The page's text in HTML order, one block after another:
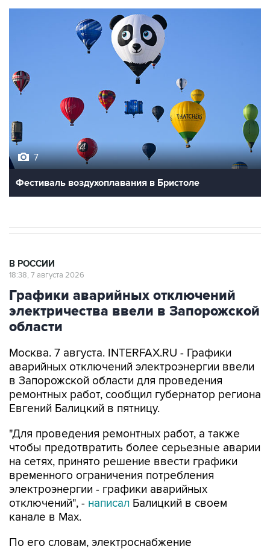
7
Фестиваль воздухоплавания в Бристоле
В РОССИИ
18:38, 7 августа 2026
Графики аварийных отключений
электричества ввели в Запорожской
области
Москва. 7 августа. INTERFAX.RU - Графики
аварийных отключений электроэнергии ввели
в Запорожской области для проведения
ремонтных работ, сообщил губернатор региона
Евгений Балицкий в пятницу.
"Для проведения ремонтных работ, а также
чтобы предотвратить более серьезные аварии
на сетях, принято решение ввести графики
временного ограничения потребления
электроэнергии - графики аварийных
отключений", - написал Балицкий в своем
канале в Max.
По его словам, электроснабжение